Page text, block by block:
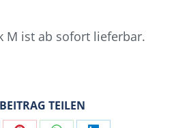
M ist ab sofort lieferbar.
TEILEN